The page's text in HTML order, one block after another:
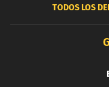
TODOS LOS